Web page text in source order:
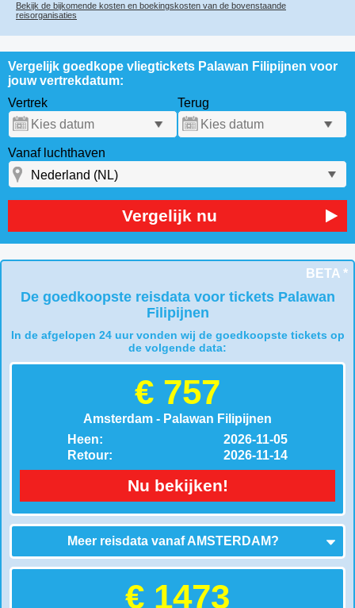
Bekijk de bijkomende kosten en boekingskosten van de bovenstaande
reisorganisaties
Vergelijk goedkope vliegtickets Palawan Filipijnen voor
jouw vertrekdatum:
Vertrek
Terug
Vanaf luchthaven
Vergelijk nu
BETA *
De goedkoopste reisdata voor tickets Palawan
Filipijnen
In de afgelopen 24 uur vonden wij de goedkoopste tickets op
de volgende data:
€ 757
Amsterdam - Palawan Filipijnen
Heen:
Retour:
2026-11-05
2026-11-14
Nu bekijken!
Meer reisdata vanafAMSTERDAM?
€ 1473